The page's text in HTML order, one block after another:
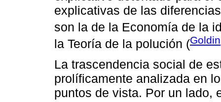
explicativas de las
son la de la Economía de la
la Teoría de la polución (
La trascendencia social de
prolíficamente analizada en
puntos de vista. Por un lado,